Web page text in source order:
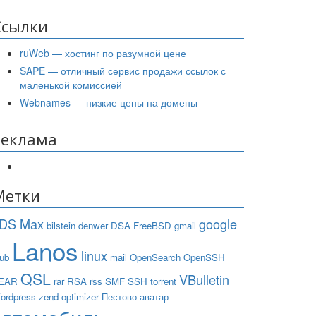
ruWeb — хостинг по разумной цене
SAPE — отличный сервис продажи ссылок с
маленькой комиссией
Webnames — низкие цены на домены
Max bilstein denwer DSA FreeBSD gmail google
Lanos linux mail OpenSearch OpenSSH
QSL rar RSA rss SMF SSH torrent VBulletin
zend optimizer Пестово аватар